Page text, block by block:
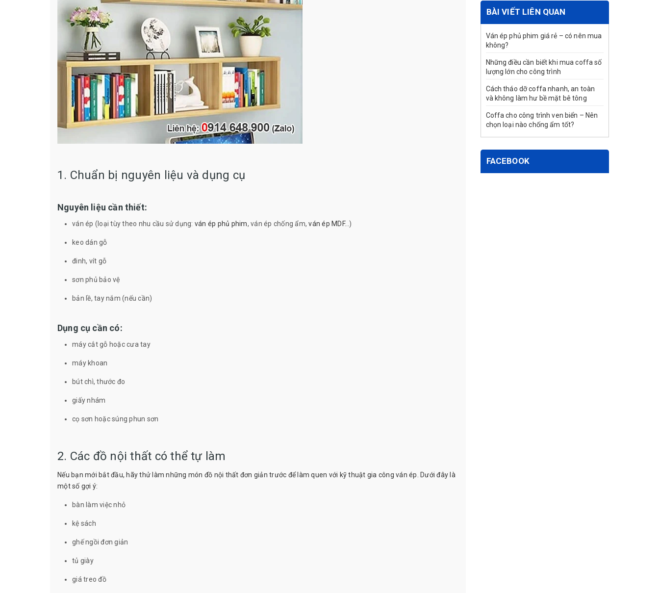
1. Chuẩn bị nguyên liệu và dụng cụ
Nguyên liệu cần thiết:
ván ép (loại tùy theo nhu cầu sử dụng: ván ép phủ phim, ván ép chống ẩm,ván ép MDF…)
keo dán gỗ
đinh, vít gỗ
sơn phủ bảo vệ
bản lề, tay nắm (nếu cần)
Dụng cụ cần có:
máy cắt gỗ hoặc cưa tay
máy khoan
bút chì, thước đo
giấy nhám
cọ sơn hoặc súng phun sơn
2. Các đồ nội thất có thể tự làm
Nếu bạn mới bắt đầu, hãy thử làm những món đồ nội thất đơn giản trước để làm quen với kỹ thuật gia công ván ép. Dưới đây là
một số gợi ý:
bàn làm việc nhỏ
kệ sách
ghế ngồi đơn giản
tủ giày
giá treo đồ
BÀI VIẾT LIÊN QUAN
Ván ép phủ phim giá rẻ – có nên mua
không?
Những điều cần biết khi mua coffa số
lượng lớn cho công trình
Cách tháo dỡ coffa nhanh, an toàn
và không làm hư bề mặt bê tông
Coffa cho công trình ven biển – Nên
chọn loại nào chống ẩm tốt?
FACEBOOK